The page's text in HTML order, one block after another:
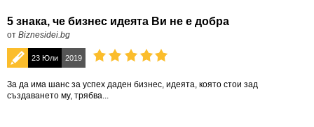
5 знака, че бизнес идеята Ви не е добра
от Biznesidei.bg
23 Юли 2019
За да има шанс за успех даден бизнес, идеята, която стои зад
създаването му, трябва...